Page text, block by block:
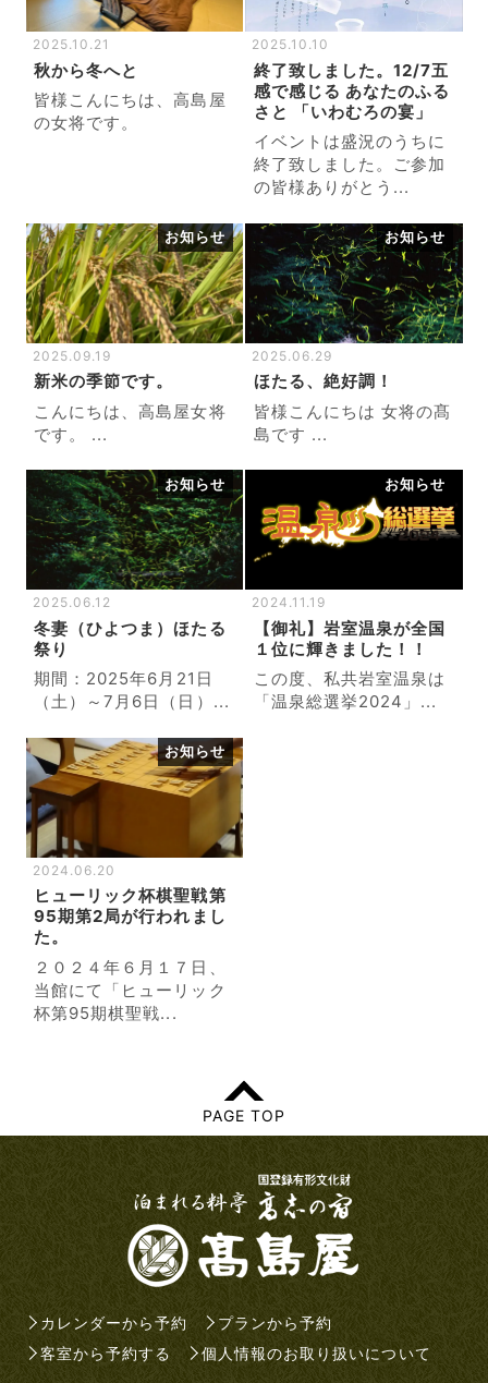
2025.10.21
秋から冬へと
皆様こんにちは、高島屋
の女将です。
2025.10.10
終了致しました。12/7五
感で感じる あなたのふる
さと 「いわむろの宴」
イベントは盛況のうちに
終了致しました。ご参加
の皆様ありがとう...
お知らせ
2025.09.19
新米の季節です。
こんにちは、高島屋女将
です。 ...
お知らせ
2025.06.29
ほたる、絶好調！
皆様こんにちは 女将の髙
島です ...
お知らせ
2025.06.12
冬妻（ひよつま）ほたる
祭り
期間：2025年6月21日
（土）～7月6日（日）...
お知らせ
2024.11.19
【御礼】岩室温泉が全国
１位に輝きました！！
この度、私共岩室温泉は
「温泉総選挙2024」...
お知らせ
2024.06.20
ヒューリック杯棋聖戦第
95期第2局が行われまし
た。
２０２４年６月１７日、
当館にて「ヒューリック
杯第95期棋聖戦...
PAGE TOP
カレンダーから予約
プランから予約
客室から予約する
個人情報のお取り扱いについて